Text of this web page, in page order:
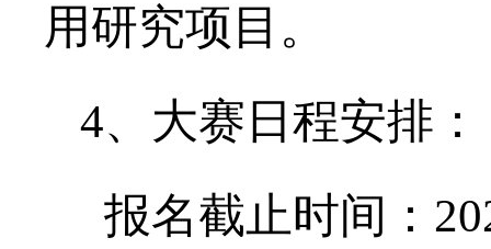
用研究项目。
4、大赛日程安排：
报名截止时间：